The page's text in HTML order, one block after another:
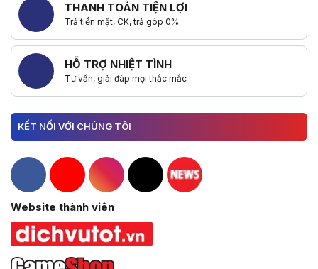
THANH TOÁN TIỆN LỢI
Trả tiền mặt, CK, trả góp 0%
HỖ TRỢ NHIỆT TÌNH
Tư vấn, giải đáp mọi thắc mắc
KẾT NỐI VỚI CHÚNG TÔI
Hacom Facebook
Hacom YouTube
Hacom Instagram
Hacom TikTok
Website thành viên